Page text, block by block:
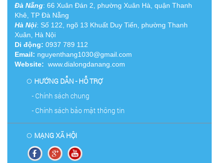
Đà Nẵng: 66 Xuân Đán 2, phường Xuân Hà, quận Thanh
Khê, TP Đà Nẵng
Hà Nội: Số 122, ngõ 13 Khuất Duy Tiến, phường Thanh
Xuân, Hà Nội
Di động: 0937 789 112
Email: nguyenthang1030@gmail.com
Website: www.dialongdanang.com
HƯỚNG DẪN - HỖ TRỢ
- Chính sách chung
- Chính sách bảo mật thông tin
MẠNG XÃ HỘI